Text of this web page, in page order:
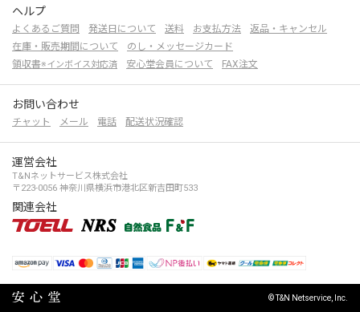
ヘルプ
よくあるご質問 発送日について 送料 お支払方法
返品・キャンセル
在庫・販売期間について
のし・メッセージカード
領収書※インボイス対応済 安心堂会員について FAX注文
お問い合わせ
チャット メール 電話 配送状況確認
運営会社
T&Nネットサービス株式会社
〒223-0056 神奈川県横浜市港北区新吉田町533
関連会社
© T&N Netservice, Inc.